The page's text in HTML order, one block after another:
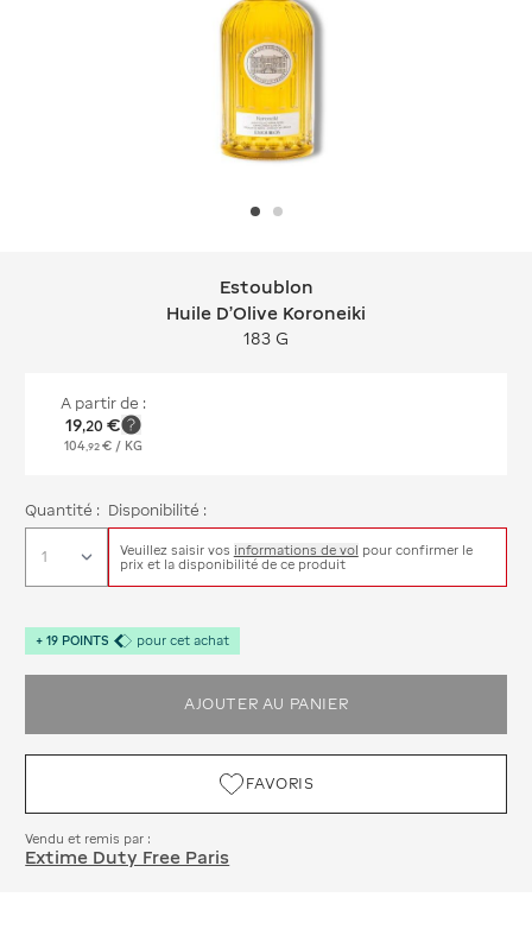
Estoublon Huile D'Olive Koroneiki
Estoublon
Huile D'Olive Koroneiki
183 G
A partir de :
19,20 €
104,92 € / KG
Quantité : Disponibilité :
Veuillez saisir vos informations de vol pour confirmer le
prix et la disponibilité de ce produit
+ 19 POINTS pour cet achat
AJOUTER AU PANIER
FAVORIS
Vendu et remis par :
Extime Duty Free Paris